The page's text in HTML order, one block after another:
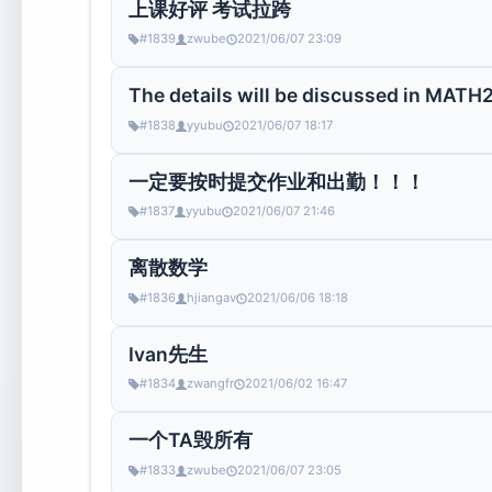
上课好评 考试拉跨
#1839 zwube 2021/06/07 23:09
The details will be discussed in
#1838 yyubu 2021/06/07 18:17
一定要按时提交作业和出勤！！！
#1837 yyubu 2021/06/07 21:46
离散数学
#1836 hjiangav 2021/06/06 18:18
Ivan先生
#1834 zwangfr 2021/06/02 16:47
一个TA毁所有
#1833 zwube 2021/06/07 23:05